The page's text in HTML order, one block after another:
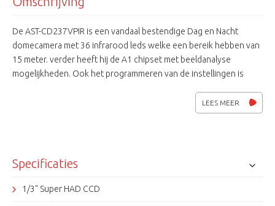
De AST-CD237VPIR is een vandaal bestendige Dag en Nacht
domecamera met 36 infrarood leds welke een bereik hebben van
15 meter. verder heeft hij de A1 chipset met beeldanalyse
mogelijkheden. Ook het programmeren van de instellingen is
LEES MEER
Specificaties
1/3" Super HAD CCD